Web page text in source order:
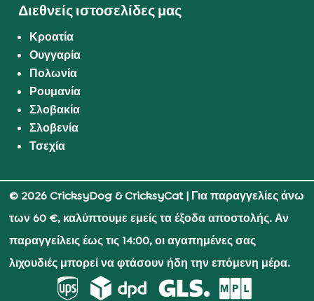
Διεθνείς ιστοσελίδες μας
Κροατία
Ουγγαρία
Πολωνία
Ρουμανία
Σλοβακία
Σλοβενία
Τσεχία
© 2026 CricksyDog & CricksyCat| Για παραγγελίες άνω
των 60 €, καλύπτουμε εμείς τα έξοδα αποστολής. Αν
παραγγείλεις έως τις 14:00, οι αγαπημένες σας
λιχουδιές μπορεί να φτάσουν ήδη την επόμενη μέρα.